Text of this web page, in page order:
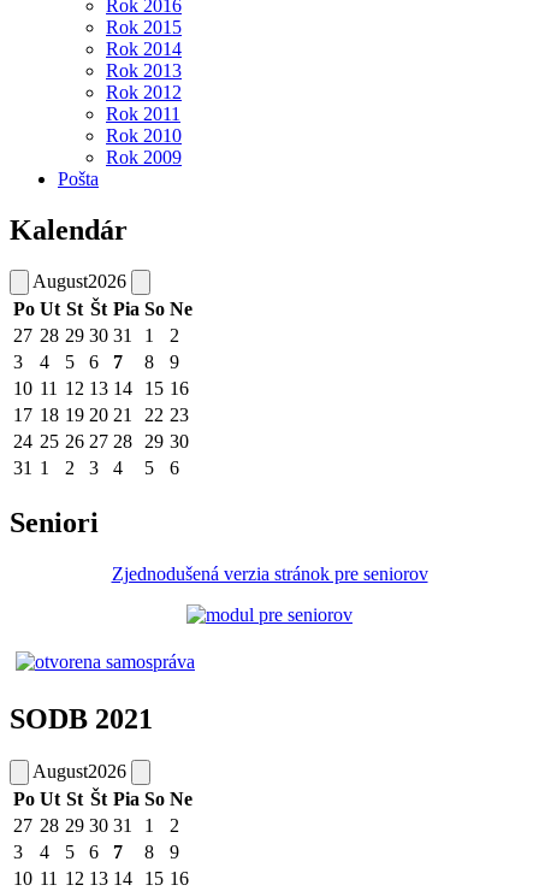
Rok 2016
Rok 2015
Rok 2014
Rok 2013
Rok 2012
Rok 2011
Rok 2010
Rok 2009
Pošta
Kalendár
August2026
Po Ut St Št Pia So Ne
27 28 29 30 31 1
2
3
4 5 6 7 8
9
10 11 12 13 14 15 16
17 18 19 20 21 22 23
24 25 26 27 28 29 30
31 1 2 3 4 5 6
Seniori
Zjednodušená verzia stránok pre seniorov
SODB 2021
August2026
Po Ut St Št Pia So Ne
27 28 29 30 31 1
2
3
4 5 6 7 8
9
10 11 12 13 14 15 16